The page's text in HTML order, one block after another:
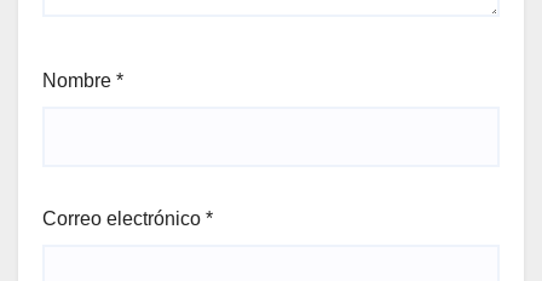
Nombre *
Correo electrónico *